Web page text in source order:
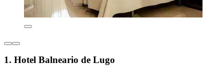
1. Hotel Balneario de Lugo